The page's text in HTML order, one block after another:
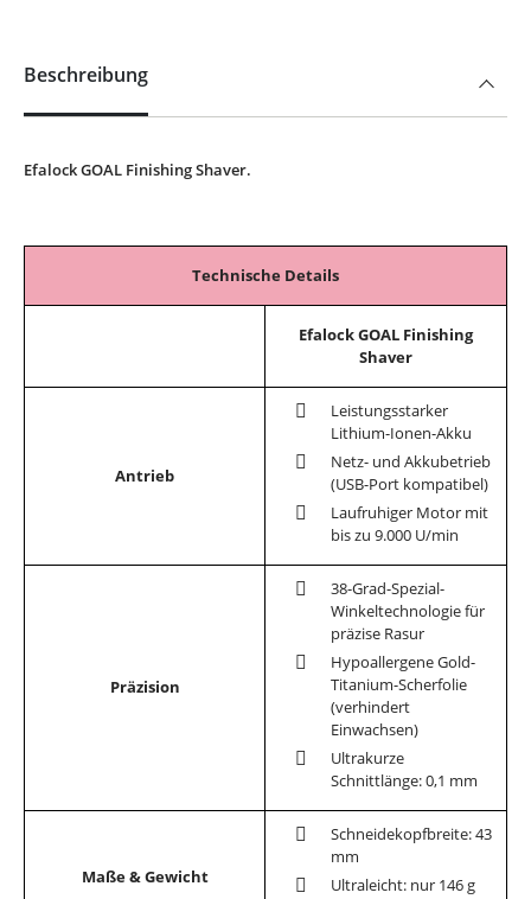
Beschreibung
Efalock GOAL Finishing Shaver.
Technische Details
Efalock GOAL Finishing
Shaver
Antrieb
Leistungsstarker
Lithium-Ionen-Akku
Netz- und Akkubetrieb
(USB-Port kompatibel)
Laufruhiger Motor mit
bis zu 9.000 U/min
Präzision
38-Grad-Spezial-
Winkeltechnologie für
präzise Rasur
Hypoallergene Gold-
Titanium-Scherfolie
(verhindert
Einwachsen)
Ultrakurze
Schnittlänge: 0,1 mm
Maße & Gewicht
Schneidekopfbreite: 43
mm
Ultraleicht: nur 146 g